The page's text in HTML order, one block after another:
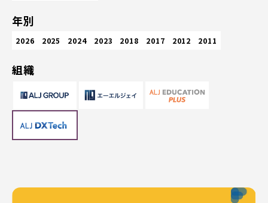
年別
2026 2025 2024 2023 2018 2017 2012 2011
組織